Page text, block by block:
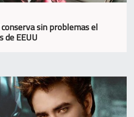
sin problemas el
de EEUU